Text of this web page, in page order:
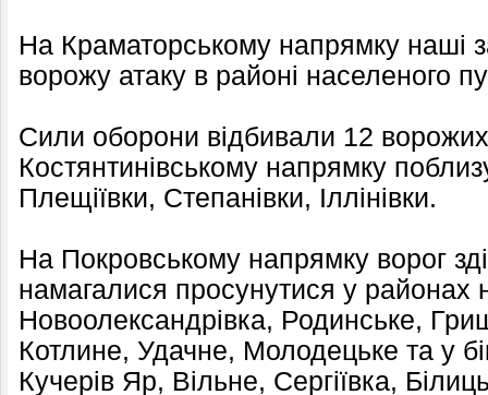
На Краматорському напрямку наші
ворожу атаку в районі населеного
Сили оборони відбивали 12
Костянтинівському напрямку
Плещіївки, Степанівки, Іллінівки.
На Покровському напрямку ворог
намагалися просунутися у районах
Новоолександрівка, Родинське,
Котлине, Удачне, Молодецьке та у
Кучерів Яр, Вільне, Сергіївка,